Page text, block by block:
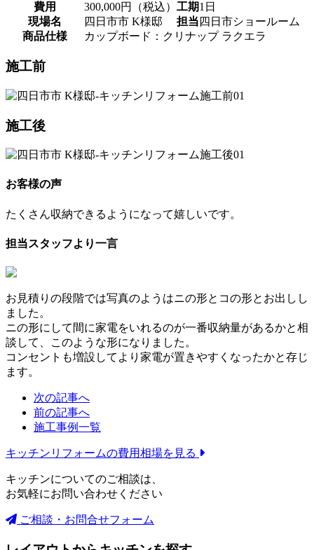
費用
300,000円（税込） 工期1日
現場名
四日市市 K様邸 担当 四日市ショールーム
商品仕様
カップボード：クリナップ ラクエラ
施工前
施工後
お客様の声
たくさん収納できるようになって嬉しいです。
担当スタッフより一言
お見積りの段階では写真のようはニの形とコの形とお出しし
ました。
ニの形にして間に家電をいれるのが一番収納量があるかと相
談して、このような形になりました。
コンセントも増設してより家電が置きやすくなったかと存じ
ます。
次の記事へ
前の記事へ
施工事例一覧
キッチンリフォームの費用相場を見る
キッチンについてのご相談は、
お気軽にお問い合わせください
ご相談・お問合せフォーム